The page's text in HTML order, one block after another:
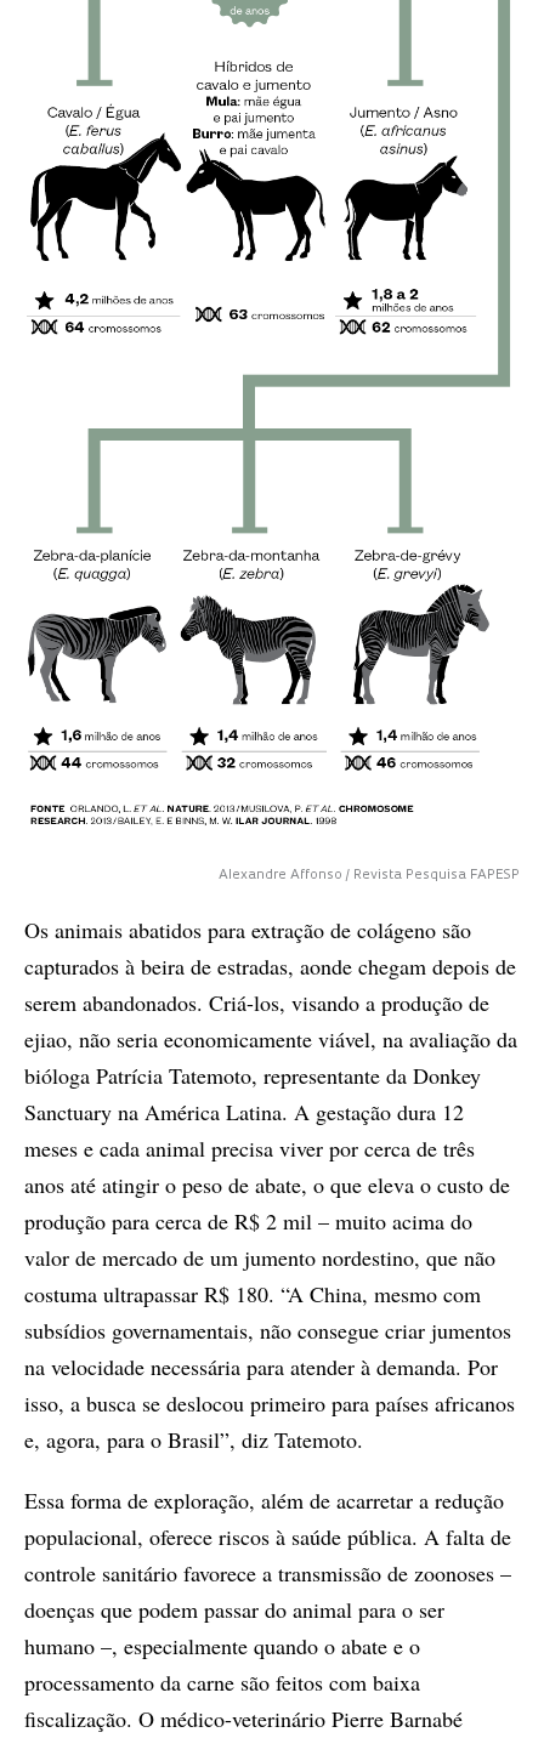
Alexandre Affonso / Revista Pesquisa FAPESP
Os animais abatidos para extração de colágeno são
capturados à beira de estradas, aonde chegam depois de
serem abandonados. Criá-los, visando a produção de
ejiao, não seria economicamente viável, na avaliação da
bióloga Patrícia Tatemoto, representante da Donkey
Sanctuary na América Latina. A gestação dura 12
meses e cada animal precisa viver por cerca de três
anos até atingir o peso de abate, o que eleva o custo de
produção para cerca de R$ 2 mil – muito acima do
valor de mercado de um jumento nordestino, que não
costuma ultrapassar R$ 180. “A China, mesmo com
subsídios governamentais, não consegue criar jumentos
na velocidade necessária para atender à demanda. Por
isso, a busca se deslocou primeiro para países africanos
e, agora, para o Brasil”, diz Tatemoto.
Essa forma de exploração, além de acarretar a redução
populacional, oferece riscos à saúde pública. A falta de
controle sanitário favorece a transmissão de zoonoses –
doenças que podem passar do animal para o ser
humano –, especialmente quando o abate e o
processamento da carne são feitos com baixa
fiscalização. O médico-veterinário Pierre Barnabé